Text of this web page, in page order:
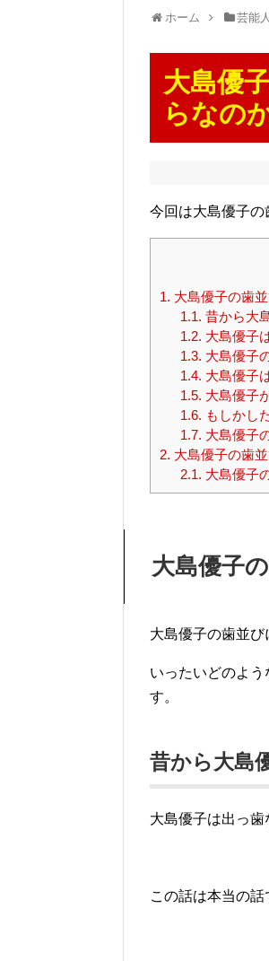
ホーム 芸能
大島優
らなの
今回は大島優子の
1. 大島優子の歯
1.1. 昔から大
1.2. 大島優子
1.3. 大島優子
1.4. 大島優子
1.5. 大島優子
1.6. もしかし
1.7. 大島優子
2. 大島優子の歯
2.1. 大島優子
大島優子
大島優子の歯並び
いったいどのよ
す。
昔から大島
大島優子は出っ歯
この話は本当の話